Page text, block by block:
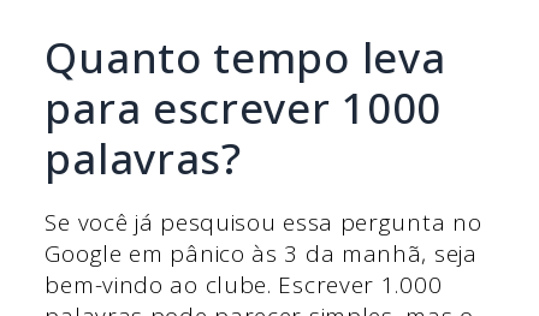
Quanto tempo leva
para escrever 1000
palavras?
Se você já pesquisou essa pergunta no
Google em pânico às 3 da manhã, seja
bem-vindo ao clube. Escrever 1.000